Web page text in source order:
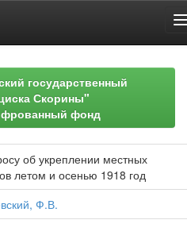
государственный
Скорины"
фонд
об укреплении местных
летом и осенью 1918 год
Ф.В.